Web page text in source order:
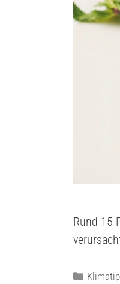
Rund 15